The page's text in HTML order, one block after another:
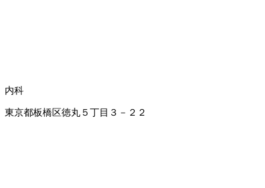
内科
東京都板橋区徳丸５丁目３－２２